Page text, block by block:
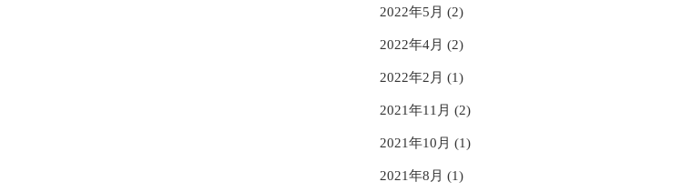
2022年5月 (2)
2022年4月 (2)
2022年2月 (1)
2021年11月 (2)
2021年10月 (1)
2021年8月 (1)